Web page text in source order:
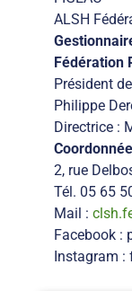
ALSH
Fédération
Président
Philippe
Directrice :
2, rue
Tél. 05 65
Mail :
Facebook :
Instagram :